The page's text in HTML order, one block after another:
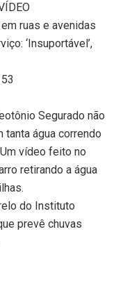
ruas e avenidas
‘Insuportável’,
Segurado não
água correndo
vídeo feito no
retirando a água
do Instituto
prevê chuvas